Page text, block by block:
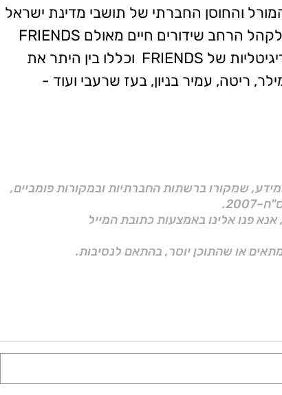
והחוסן החברתי של תושבי מדינת ישראל
בימי מלחמת "חרבות ברזל". מדי יום התקיימו לקהל הרחב שידורים חיים מאולם FRIENDS
ראשון לציון שהועברו בשידור בפלטפורמות הדיגיטליות של FRIENDS וכללו בין היתר את
ריטה, עמיר בניון, בעז שרעבי ועוד -
שמקורו ברשתות החברתיות ובמקורות פומביים,
פנו אלינו באמצעות כתובת המייל
או שהתוכן יוסר, בהתאם לנסיבות.